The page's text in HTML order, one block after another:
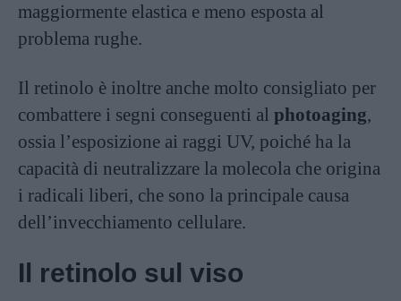
maggiormente elastica e meno esposta al
problema rughe.
Il retinolo è inoltre anche molto consigliato per
combattere i segni conseguenti al photoaging,
ossia l’esposizione ai raggi UV, poiché ha la
capacità di neutralizzare la molecola che origina
i radicali liberi, che sono la principale causa
dell’invecchiamento cellulare.
Il retinolo sul viso